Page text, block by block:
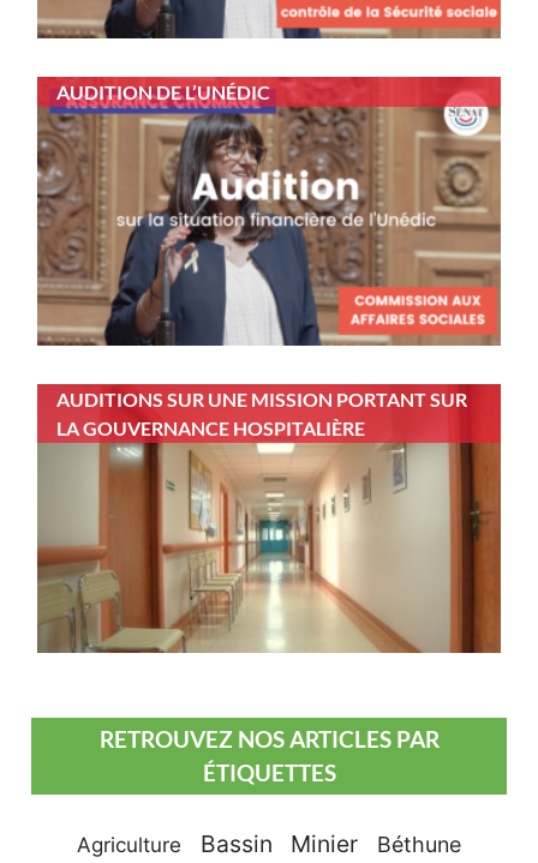
AUDITION DE L’UNÉDIC
AUDITIONS SUR UNE MISSION PORTANT SUR
LA GOUVERNANCE HOSPITALIÈRE
RETROUVEZ NOS ARTICLES PAR
ÉTIQUETTES
Agriculture Bassin Minier Béthune